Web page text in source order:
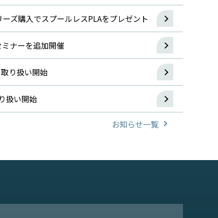
ズ購入でスプールレスPLAをプレゼント
ナーを追加開催
り扱い開始
扱い開始
お知らせ一覧